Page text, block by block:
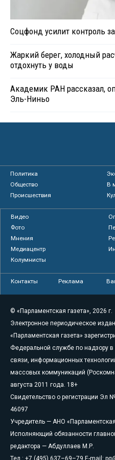
Соцфонд усилит контроль
Жаркий берег, холодный
отдохнуть у воды
Академик РАН рассказал,
Эль-Ниньо
Политика
Общество
В
Происшествия
Видео
Фото
Мнения
Медиацентр
Колумнисты
Контакты Реклама
© «Парламентская газета», 2026 г.
Электронное периодическое
«Парламентская газета»
Федеральной службе по надзору
связи, информационных
массовых коммуникаций
августа 2011 года. 18+
Свидетельство о регистрации Эл
46097
Учредитель — АНО «Парламентская
Исполняющий обязанности
редактора — Абдуллаев М.Р.
Тел.: +7 (495) 637–69–79 E-mail: